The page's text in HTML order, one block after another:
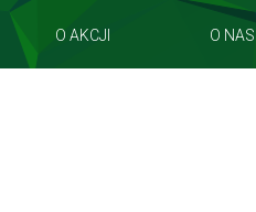
O AKCJI O NAS